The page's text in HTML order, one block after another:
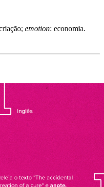
emotion: economia.